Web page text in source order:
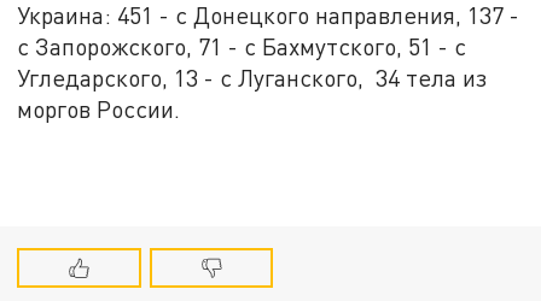
Украина: 451 - с Донецкого направления, 137 -
с Запорожского, 71 - с Бахмутского, 51 - с
Угледарского, 13 - с Луганского, 34 тела из
моргов России.